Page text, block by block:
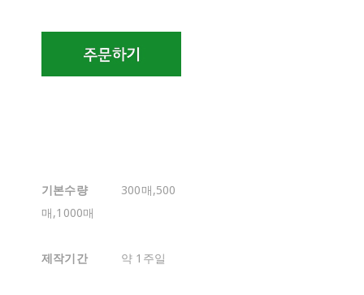
기본수량
300매,500
매,1000매
제작기간 약 1주일